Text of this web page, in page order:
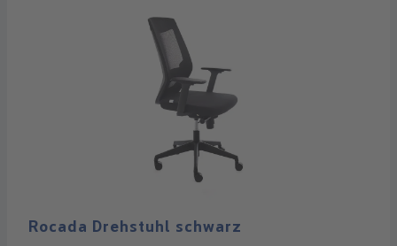
Rocada Drehstuhl schwarz